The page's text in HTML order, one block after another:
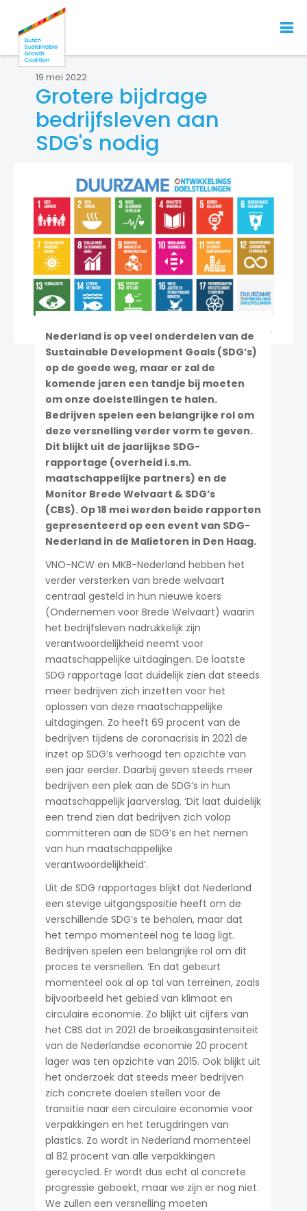
19 mei 2022
Grotere bijdrage
bedrijfsleven aan
SDG's nodig
Nederland is op veel onderdelen van de
Sustainable Development Goals (SDG’s)
op de goede weg, maar er zal de
komende jaren een tandje bij moeten
om onze doelstellingen te halen.
Bedrijven spelen een belangrijke rol om
deze versnelling verder vorm te geven.
Dit blijkt uit de jaarlijkse SDG-
rapportage (overheid i.s.m.
maatschappelijke partners) en de
Monitor Brede Welvaart & SDG’s
(CBS). Op 18 mei werden beide rapporten
gepresenteerd op een event van SDG-
Nederland in de Malietoren in Den Haag.
VNO-NCW en MKB-Nederland hebben het
verder versterken van brede welvaart
centraal gesteld in hun nieuwe koers
(Ondernemen voor Brede Welvaart) waarin
het bedrijfsleven nadrukkelijk zijn
verantwoordelijkheid neemt voor
maatschappelijke uitdagingen. De laatste
SDG rapportage laat duidelijk zien dat steeds
meer bedrijven zich inzetten voor het
oplossen van deze maatschappelijke
uitdagingen. Zo heeft 69 procent van de
bedrijven tijdens de coronacrisis in 2021 de
inzet op SDG’s verhoogd ten opzichte van
een jaar eerder. Daarbij geven steeds meer
bedrijven een plek aan de SDG’s in hun
maatschappelijk jaarverslag. ‘Dit laat duidelijk
een trend zien dat bedrijven zich volop
committeren aan de SDG’s en het nemen
van hun maatschappelijke
verantwoordelijkheid’.
Uit de SDG rapportages blijkt dat Nederland
een stevige uitgangspositie heeft om de
verschillende SDG’s te behalen, maar dat
het tempo momenteel nog te laag ligt.
Bedrijven spelen een belangrijke rol om dit
proces te versnellen. ‘En dat gebeurt
momenteel ook al op tal van terreinen, zoals
bijvoorbeeld het gebied van klimaat en
circulaire economie. Zo blijkt uit cijfers van
het CBS dat in 2021 de broeikasgasintensiteit
van de Nederlandse economie 20 procent
lager was ten opzichte van 2015. Ook blijkt uit
het onderzoek dat steeds meer bedrijven
zich concrete doelen stellen voor de
transitie naar een circulaire economie voor
verpakkingen en het terugdringen van
plastics. Zo wordt in Nederland momenteel
al 82 procent van alle verpakkingen
gerecycled. Er wordt dus echt al concrete
progressie geboekt, maar we zijn er nog niet.
We zullen een versnelling moeten